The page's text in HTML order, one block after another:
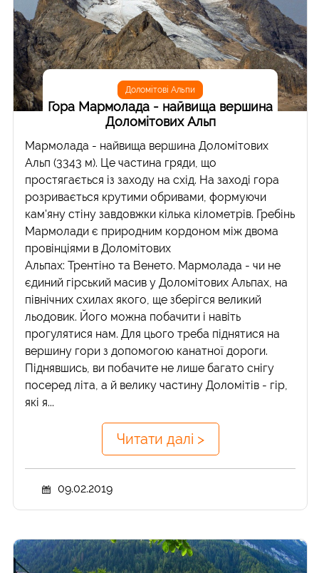
Доломітові Альпи
Гора Мармолада - найвища вершина
Доломітових Альп
Мармолада - найвища вершина Доломітових
Альп (3343 м). Це частина гряди, що
простягається із заходу на схід. На заході гора
розривається крутими обривами, формуючи
кам'яну стіну завдовжки кілька кілометрів. Гребінь
Мармолади є природним кордоном між двома
провінціями в Доломітових
Альпах: Трентіно та Венето. Мармолада - чи не
єдиний гірський масив у Доломітових Альпах, на
північних схилах якого, ще зберігся великий
льодовик. Його можна побачити і навіть
прогулятися нам. Для цього треба піднятися на
вершину гори з допомогою канатної дороги.
Піднявшись, ви побачите не лише багато снігу
посеред літа, а й велику частину Доломітів - гір,
які я...
Читати далі >
09.02.2019